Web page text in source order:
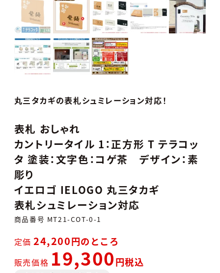
丸三タカギの表札シュミレーション対応！
表札 おしゃれ
カントリータイル 1：正方形 T テラコッ
タ 塗装：文字色：コゲ茶 デザイン：素
彫り
イエロゴ IELOGO 丸三タカギ
表札シュミレーション対応
商品番号 MT21-COT-0-1
定価 24,200 のところ
販売価格 19,300 税込